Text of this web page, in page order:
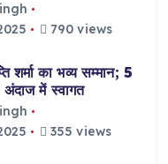
790 views
का भव्य सम्मान; 5
में स्वागत
355 views